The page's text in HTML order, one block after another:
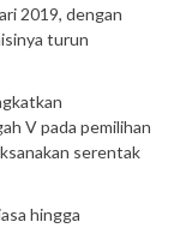
2019, dengan
turun
V pada pemilihan
serentak
hingga